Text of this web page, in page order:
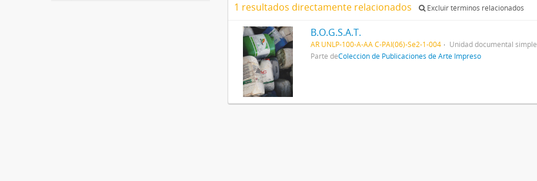
1 resultados directamente relacionados Excluir términos relacionados
B.O.G.S.A.T.
AR UNLP-100-A-AA C-PAI(06)-Se2-1-004 Unidad documental simple
Parte deColección de Publicaciones de Arte Impreso